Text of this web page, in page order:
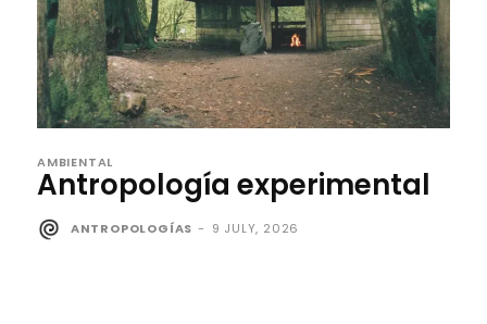
AMBIENTAL
Antropología experimental
ANTROPOLOGÍAS - 9 JULY, 2026